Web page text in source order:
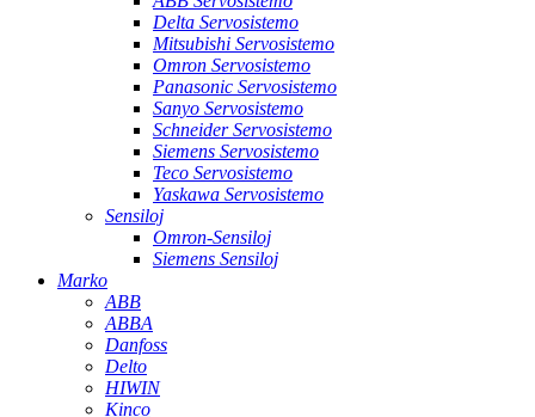
Delta Servosistemo
Mitsubishi Servosistemo
Omron Servosistemo
Panasonic Servosistemo
Sanyo Servosistemo
Schneider Servosistemo
Siemens Servosistemo
Teco Servosistemo
Yaskawa Servosistemo
Sensiloj
Omron-Sensiloj
Siemens Sensiloj
Marko
ABB
ABBA
Danfoss
Delto
HIWIN
Kinco